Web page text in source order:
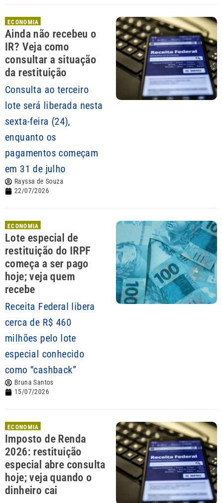
ECONOMIA
Ainda não recebeu o
IR? Veja como
consultar a situação
da restituição
Consulta ao terceiro
lote será liberada nesta
sexta-feira (24),
enquanto os
pagamentos começam
em 31 de julho
Rayssa de Souza
22/07/2026
ECONOMIA
Lote especial de
restituição do IRPF
começa a ser pago
hoje; veja quem
recebe
Receita Federal libera
cerca de R$ 460
milhões pelo lote
especial conhecido
como “cashback”
Bruna Santos
15/07/2026
ECONOMIA
Imposto de Renda
2026: restituição
especial abre consulta
hoje; veja quando o
dinheiro cai